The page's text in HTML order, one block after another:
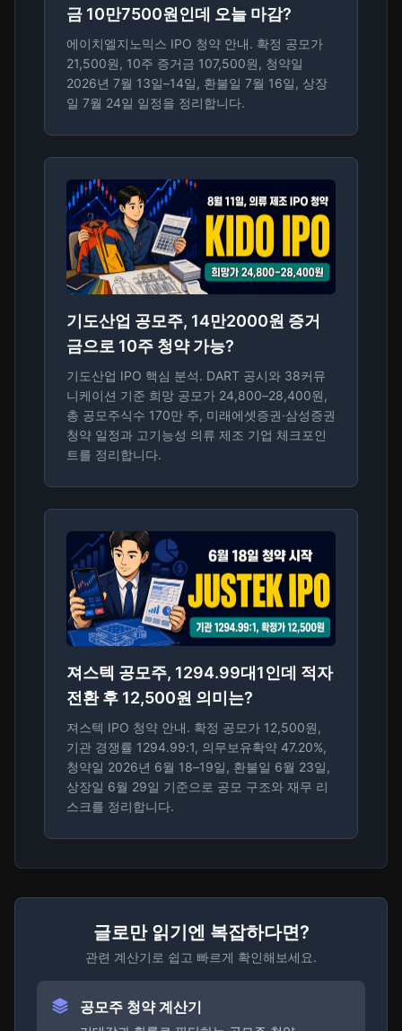
금 10만7500원인데 오늘 마감?
에이치엘지노믹스 IPO 청약 안내. 확정 공모가
21,500원, 10주 증거금 107,500원, 청약일
2026년 7월 13일–14일, 환불일 7월 16일, 상장
일 7월 24일 일정을 정리합니다.
기도산업 공모주, 14만2000원 증거
금으로 10주 청약 가능?
기도산업 IPO 핵심 분석. DART 공시와 38커뮤
니케이션 기준 희망 공모가 24,800–28,400원,
총 공모주식수 170만 주, 미래에셋증권·삼성증권
청약 일정과 고기능성 의류 제조 기업 체크포인
트를 정리합니다.
져스텍 공모주, 1294.99대1인데 적자
전환 후 12,500원 의미는?
져스텍 IPO 청약 안내. 확정 공모가 12,500원,
기관 경쟁률 1294.99:1, 의무보유확약 47.20%,
청약일 2026년 6월 18–19일, 환불일 6월 23일,
상장일 6월 29일 기준으로 공모 구조와 재무 리
스크를 정리합니다.
글로만 읽기엔 복잡하다면?
관련 계산기로 쉽고 빠르게 확인해보세요.
공모주 청약 계산기